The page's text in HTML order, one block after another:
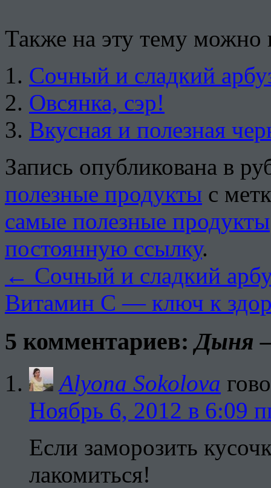
Также на эту тему можно
Сочный и сладкий
Овсянка, сэр!
Вкусная и полезная
Запись опубликована в
полезные продукты с
самые полезные продукты
постоянную ссылку.
← Сочный и сладкий
Витамин С — ключ к
5 комментариев:Дыня
Alyona Sokolova
Ноябрь 6, 2012 в 6:09
Если заморозить
лакомиться!